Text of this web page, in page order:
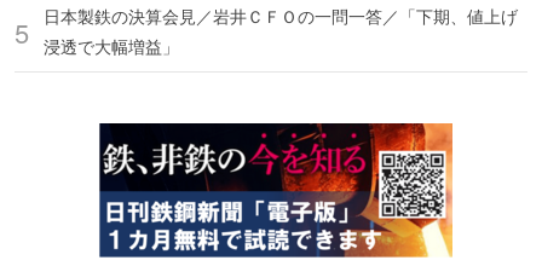
日本製鉄の決算会見／岩井ＣＦＯの一問一答／「下期、値上げ
浸透で大幅増益」